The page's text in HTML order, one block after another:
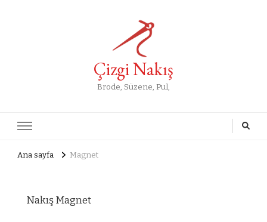
Çizgi Nakış
Brode, Süzene, Pul,
Ana sayfa Magnet
Nakış Magnet